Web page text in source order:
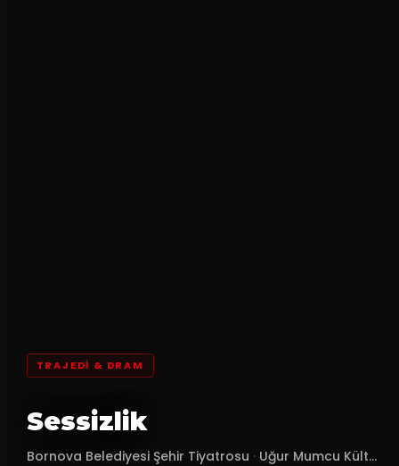
TRAJEDI & DRAM
Sessizlik
Bornova Belediyesi Şehir Tiyatrosu · Uğur Mumcu Kült...